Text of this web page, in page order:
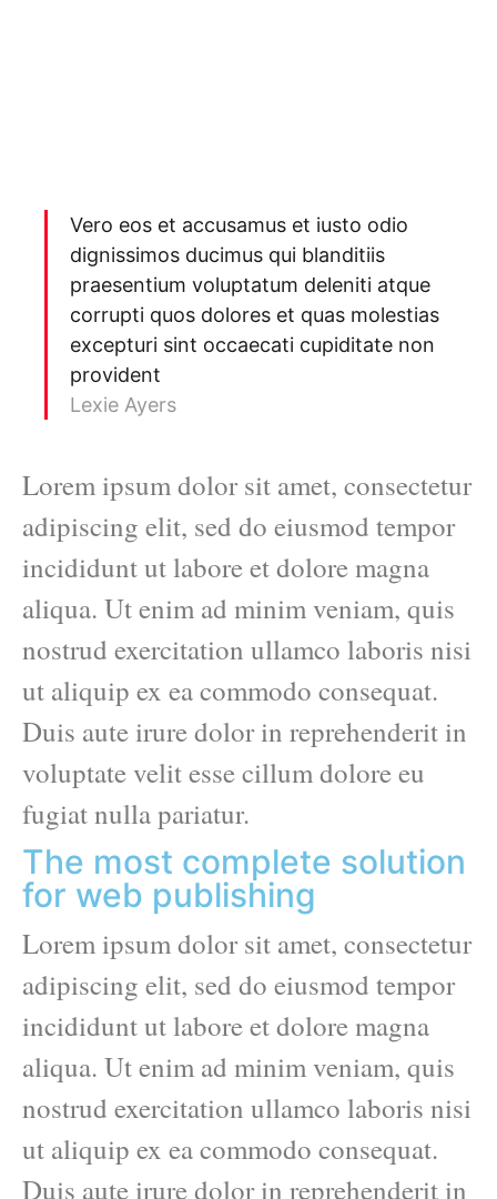
Vero eos et accusamus et iusto odio
dignissimos ducimus qui blanditiis
praesentium voluptatum deleniti atque
corrupti quos dolores et quas molestias
excepturi sint occaecati cupiditate non
provident
Lexie Ayers
Lorem ipsum dolor sit amet, consectetur
adipiscing elit, sed do eiusmod tempor
incididunt ut labore et dolore magna
aliqua. Ut enim ad minim veniam, quis
nostrud exercitation ullamco laboris nisi
ut aliquip ex ea commodo consequat.
Duis aute irure dolor in reprehenderit in
voluptate velit esse cillum dolore eu
fugiat nulla pariatur.
The most complete solution
for web publishing
Lorem ipsum dolor sit amet, consectetur
adipiscing elit, sed do eiusmod tempor
incididunt ut labore et dolore magna
aliqua. Ut enim ad minim veniam, quis
nostrud exercitation ullamco laboris nisi
ut aliquip ex ea commodo consequat.
Duis aute irure dolor in reprehenderit in